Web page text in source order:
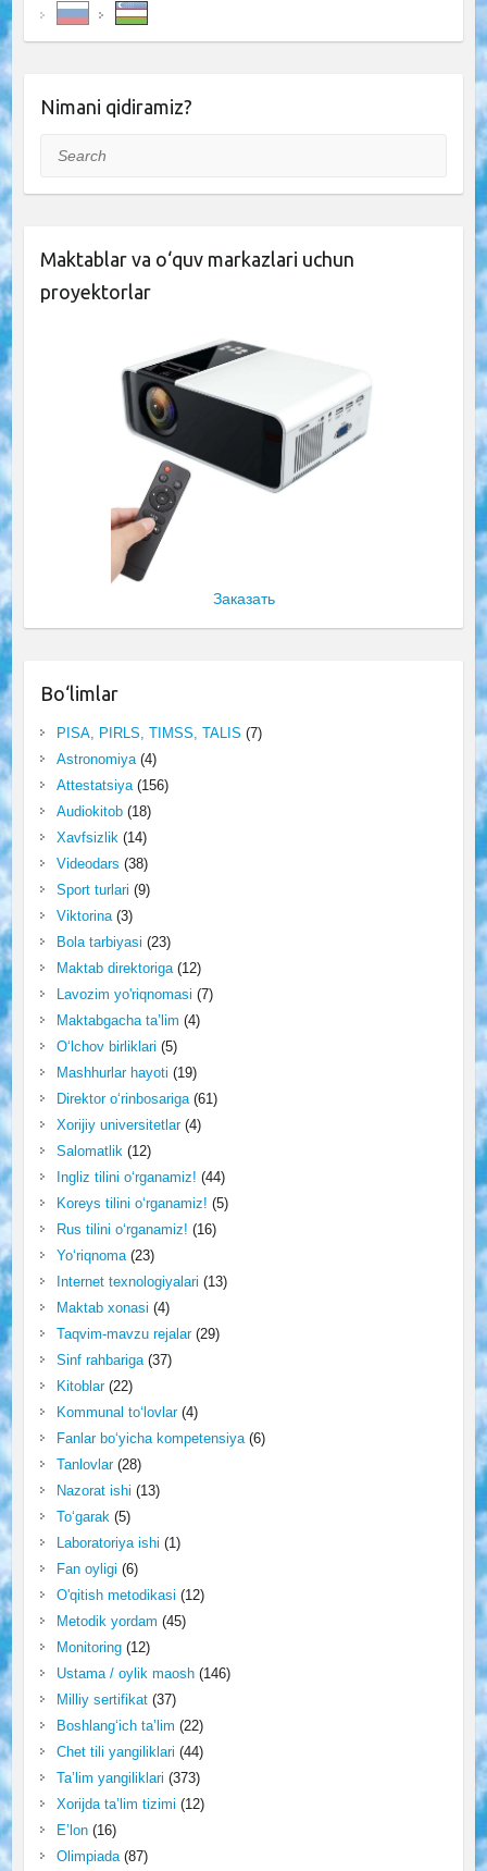
Nimani qidiramiz?
Search
Maktablar va o‘quv markazlari uchun
proyektorlar
Заказать
Bo‘limlar
PISA, PIRLS, TIMSS, TALIS (7)
Astronomiya(4)
Attestatsiya(156)
Audiokitob(18)
Xavfsizlik(14)
Videodars (38)
Sport turlari (9)
Viktorina(3)
Bola tarbiyasi (23)
Maktab direktoriga(12)
Lavozim yo'riqnomasi (7)
Maktabgacha ta’lim (4)
O‘lchov birliklari (5)
Mashhurlar hayoti (19)
Direktor o‘rinbosariga(61)
Xorijiy universitetlar(4)
Salomatlik(12)
Ingliz tilini o‘rganamiz! (44)
Koreys tilini o‘rganamiz! (5)
Rus tilini o‘rganamiz! (16)
Yo‘riqnoma(23)
Internet texnologiyalari (13)
Maktab xonasi (4)
Taqvim-mavzu rejalar(29)
Sinf rahbariga(37)
Kitoblar(22)
Kommunal to‘lovlar(4)
Fanlar bo‘yicha kompetensiya(6)
Tanlovlar(28)
Nazorat ishi (13)
To‘garak(5)
Laboratoriya ishi (1)
Fan oyligi (6)
O'qitish metodikasi (12)
Metodik yordam (45)
Monitoring(12)
Ustama / oylik maosh(146)
Milliy sertifikat(37)
Boshlang‘ich ta’lim (22)
Chet tili yangiliklari (44)
Ta’lim yangiliklari (373)
Xorijda ta’lim tizimi (12)
E’lon(16)
Olimpiada(87)